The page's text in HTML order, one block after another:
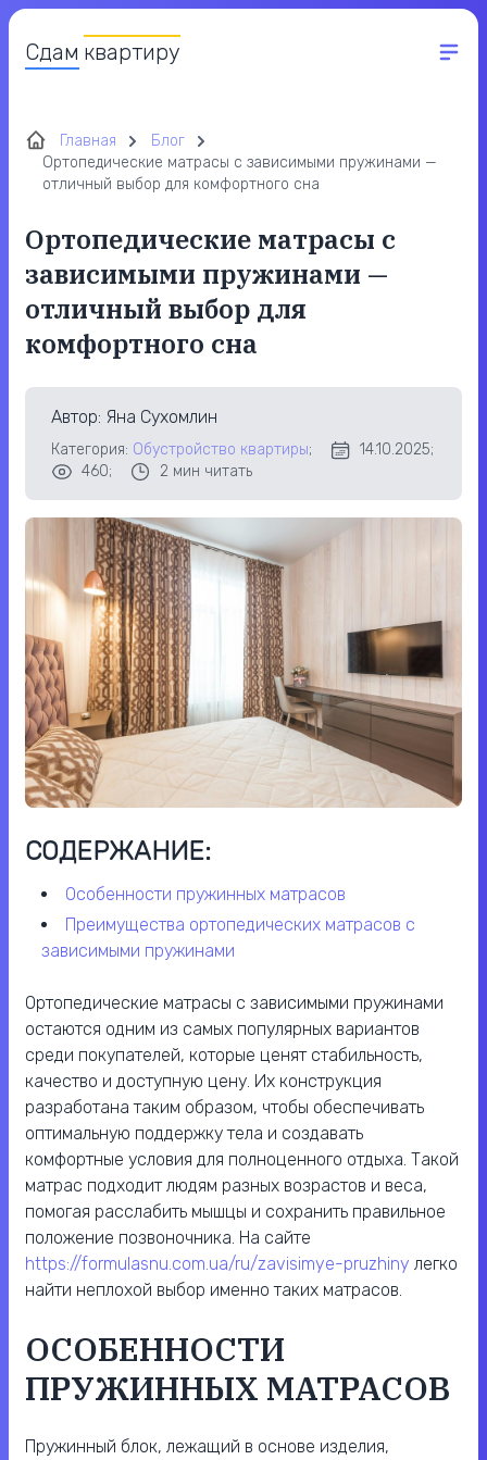
Сдам квартиру
Главная
Блог
Ортопедические матрасы с зависимыми пружинами —
отличный выбор для комфортного сна
Ортопедические матрасы с
зависимыми пружинами —
отличный выбор для
комфортного сна
Автор: Яна Сухомлин
Категория: Обустройство квартиры;
14.10.2025;
460;
2 мин читать
СОДЕРЖАНИЕ:
особенности пружинных матрасов
преимущества ортопедических матрасов с
зависимыми пружинами
Ортопедические матрасы с зависимыми пружинами
остаются одним из самых популярных вариантов
среди покупателей, которые ценят стабильность,
качество и доступную цену. Их конструкция
разработана таким образом, чтобы обеспечивать
оптимальную поддержку тела и создавать
комфортные условия для полноценного отдыха. Такой
матрас подходит людям разных возрастов и веса,
помогая расслабить мышцы и сохранить правильное
положение позвоночника. На сайте
https://formulasnu.com.ua/ru/zavisimye-pruzhiny легко
найти неплохой выбор именно таких матрасов.
ОСОБЕННОСТИ
ПРУЖИННЫХ МАТРАСОВ
Пружинный блок, лежащий в основе изделия,